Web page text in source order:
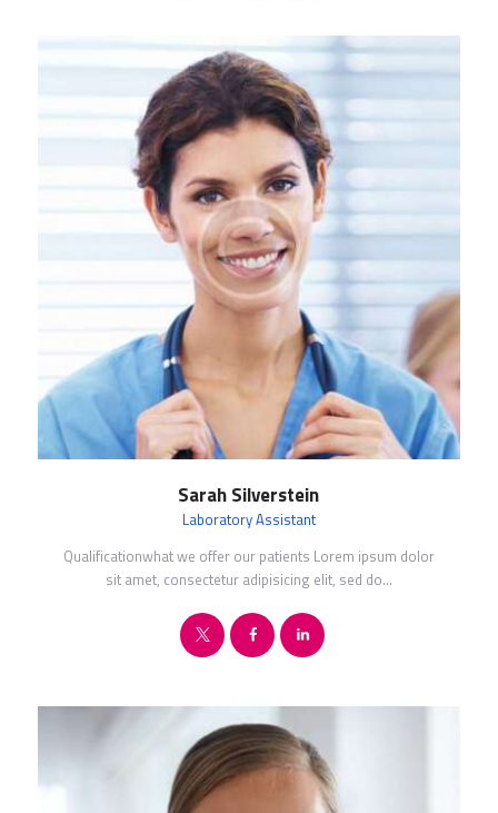
Sarah Silverstein
Laboratory Assistant
Qualificationwhat we offer our patients Lorem ipsum dolor
sit amet, consectetur adipisicing elit, sed do…